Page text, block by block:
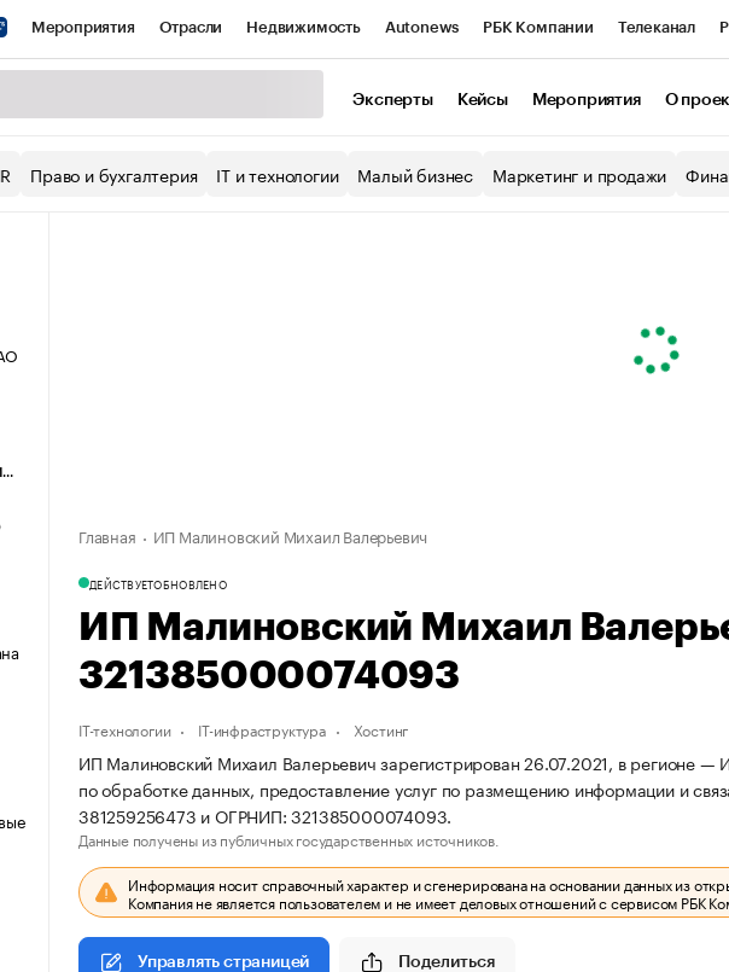
Мероприятия Отрасли Недвижимость Autonews РБК Компании Телеканал
СПб Спецпроекты Экономика Бизнес
Эксперты Кейсы Мероприятия О
Право и бухгалтерия IT и технологии Малый бизнес Маркетинг и продажи
Главная ИП Малиновский Михаил Валерьевич
ДЕЙСТВУЕТОБНОВЛЕНО
ИП Малиновский Михаил
321385000074093
IT-технологии IT-инфраструктура Хостинг
ИП Малиновский Михаил Валерьевич зарегистрирован 26.07.2021, в регионе —
по обработке данных, предоставление услуг по размещению информации и
381259256473 и ОГРНИП: 321385000074093.
Данные получены из публичных государственных источников.
Информация носит справочный характер и сгенерирована на основании данных из
Компания не является пользователем и не имеет деловых отношений с сервисом РБК
Управлять страницей Поделиться